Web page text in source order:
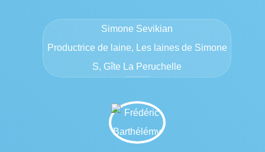
Simone Sevikian
Productrice de laine, Les laines de Simone
S, Gîte La Peruchelle